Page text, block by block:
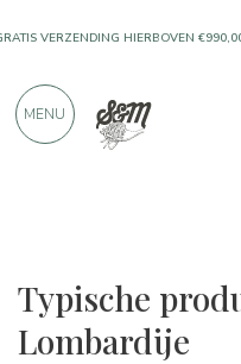
Typische
Lombardije
VERZENDING HIERBOVEN
PRODUCTEN VAN UITSTEKENDE
MENU